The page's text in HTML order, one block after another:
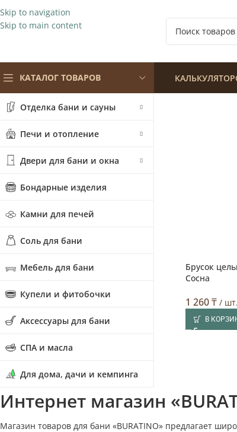
Skip to navigation
Skip to main content
КАТАЛОГ ТОВАРОВ
Отделка бани и сауны
Печи и отопление
Двери для бани и окна
Бондарные изделия
Камни для печей
Соль для бани
Мебель для бани
Купели и фитобочки
Аксессуары для бани
СПА и масла
Для дома, дачи и кемпинга
КАЛЬКУЛЯТОР
Популярные
Печь банная «TAIGA ЗК 24»
248 720
В КОРЗИНУ
Выбор
Брусок
Сосна
1 260₸ / шт.
В
Интернет магазин
Магазин товаров для бани «BURATINO» предлагает